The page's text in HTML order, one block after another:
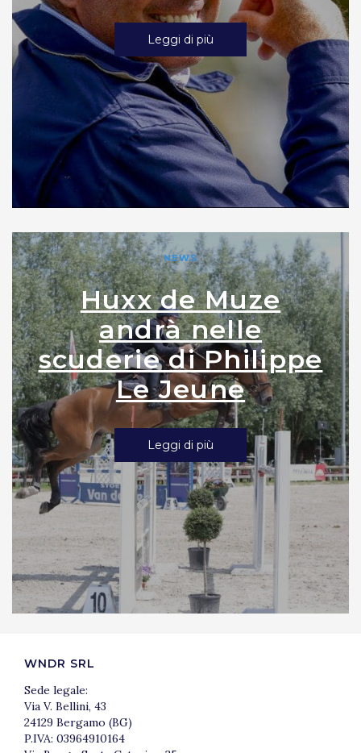
Leggi di più
NEWS
Huxx de Muze
andrà nelle
scuderie di Philippe
Le Jeune
Leggi di più
WNDR SRL
Sede legale:
Via V. Bellini, 43
24129 Bergamo (BG)
P.IVA: 03964910164